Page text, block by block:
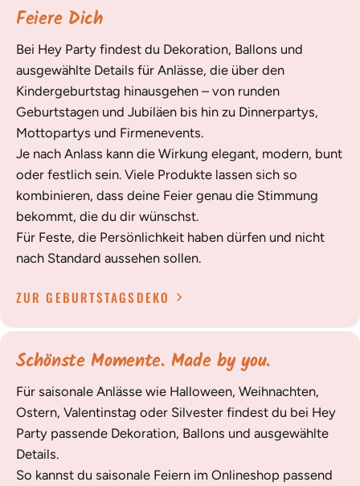
Feiere Dich
Bei Hey Party findest du Dekoration, Ballons und
ausgewählte Details für Anlässe, die über den
Kindergeburtstag hinausgehen – von runden
Geburtstagen und Jubiläen bis hin zu Dinnerpartys,
Mottopartys und Firmenevents.
Je nach Anlass kann die Wirkung elegant, modern, bunt
oder festlich sein. Viele Produkte lassen sich so
kombinieren, dass deine Feier genau die Stimmung
bekommt, die du dir wünschst.
Für Feste, die Persönlichkeit haben dürfen und nicht
nach Standard aussehen sollen.
ZUR GEBURTSTAGSDEKO
Schönste Momente. Made by you.
Für saisonale Anlässe wie Halloween, Weihnachten,
Ostern, Valentinstag oder Silvester findest du bei Hey
Party passende Dekoration, Ballons und ausgewählte
Details.
So kannst du saisonale Feiern im Onlineshop passend